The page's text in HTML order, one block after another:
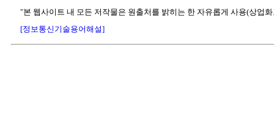
"본 웹사이트 내 모든 저작물은 원출처를 밝히는 한 자유롭게 사용(상업
[정보통신기술용어해설]